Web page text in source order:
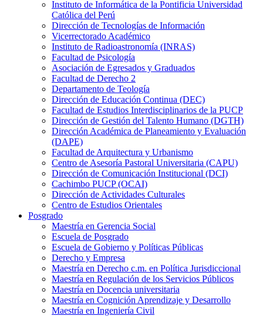
Instituto de Informática de la Pontificia Universidad
Católica del Perú
Dirección de Tecnologías de Información
Vicerrectorado Académico
Instituto de Radioastronomía (INRAS)
Facultad de Psicología
Asociación de Egresados y Graduados
Facultad de Derecho 2
Departamento de Teología
Dirección de Educación Continua (DEC)
Facultad de Estudios Interdisciplinarios de la PUCP
Dirección de Gestión del Talento Humano (DGTH)
Dirección Académica de Planeamiento y Evaluación
(DAPE)
Facultad de Arquitectura y Urbanismo
Centro de Asesoría Pastoral Universitaria (CAPU)
Dirección de Comunicación Institucional (DCI)
Cachimbo PUCP (OCAI)
Dirección de Actividades Culturales
Centro de Estudios Orientales
Posgrado
Maestría en Gerencia Social
Escuela de Posgrado
Escuela de Gobierno y Políticas Públicas
Derecho y Empresa
Maestría en Derecho c.m. en Política Jurisdiccional
Maestría en Regulación de los Servicios Públicos
Maestría en Docencia universitaria
Maestría en Cognición Aprendizaje y Desarrollo
Maestría en Ingeniería Civil